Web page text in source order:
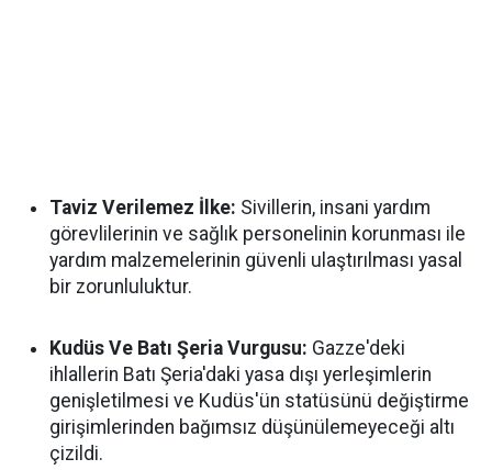
Taviz Verilemez İlke: Sivillerin, insani yardım
görevlilerinin ve sağlık personelinin korunması ile
yardım malzemelerinin güvenli ulaştırılması yasal
bir zorunluluktur.
Kudüs Ve Batı Şeria Vurgusu: Gazze'deki
ihlallerin Batı Şeria'daki yasa dışı yerleşimlerin
genişletilmesi ve Kudüs'ün statüsünü değiştirme
girişimlerinden bağımsız düşünülemeyeceği altı
çizildi.